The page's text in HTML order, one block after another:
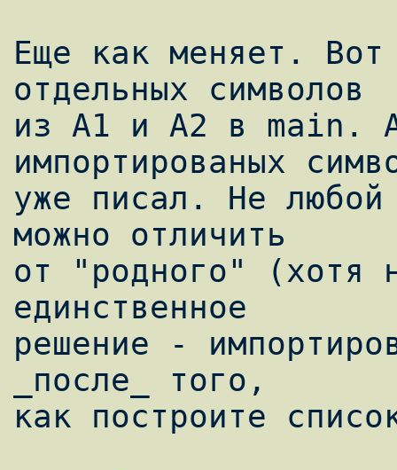
Еще как меняет. Вот
отдельных символов
из A1 и A2 в main.
импортированых
уже писал. Hе любой
можно отличить
от "родного" (хотя
единственное
решение -
_после_ того,
как построите